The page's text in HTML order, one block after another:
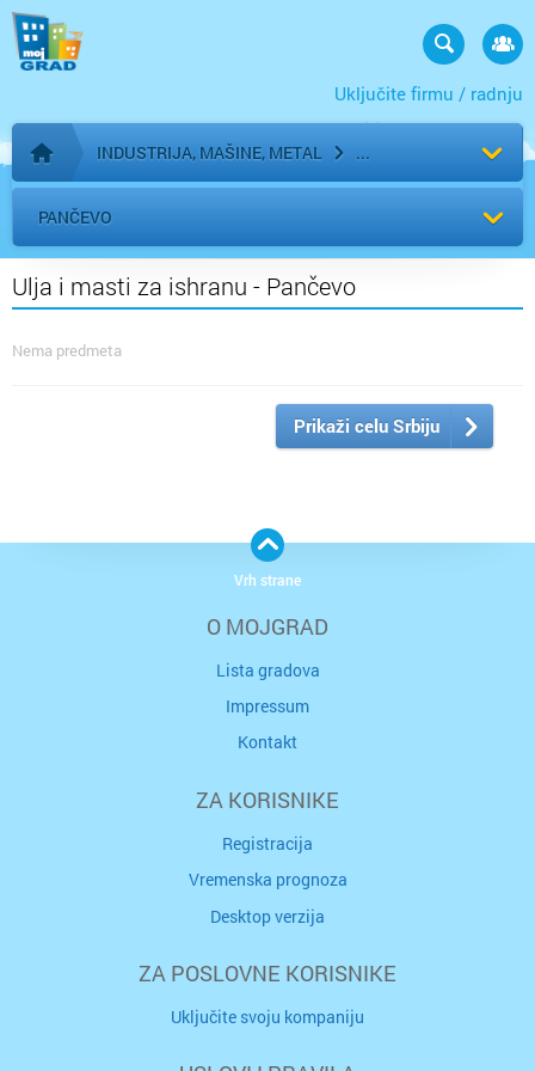
Uključite firmu / radnju
Početna stranica
INDUSTRIJA, MAŠINE, METAL
PANČEVO
Ulja i masti za ishranu - Pančevo
Nema predmeta
Prikaži celu Srbiju
O MOJGRAD
Lista gradova
Impressum
Kontakt
ZA KORISNIKE
Registracija
Vremenska prognoza
Desktop verzija
ZA POSLOVNE KORISNIKE
Uključite svoju kompaniju
Vrh strane